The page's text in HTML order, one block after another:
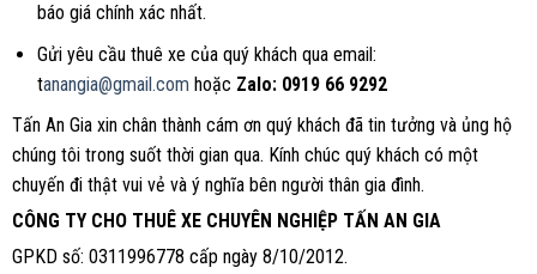
báo giá chính xác nhất.
Gửi yêu cầu thuê xe của quý khách qua email:
tanangia@gmail.com hoặc Zalo: 0919 66 9292
Tấn An Gia xin chân thành cám ơn quý khách đã tin tưởng và ủng hộ
chúng tôi trong suốt thời gian qua. Kính chúc quý khách có một
chuyến đi thật vui vẻ và ý nghĩa bên người thân gia đình.
CÔNG TY CHO THUÊ XE CHUYÊN NGHIỆP TẤN AN GIA
GPKD số: 0311996778 cấp ngày 8/10/2012.